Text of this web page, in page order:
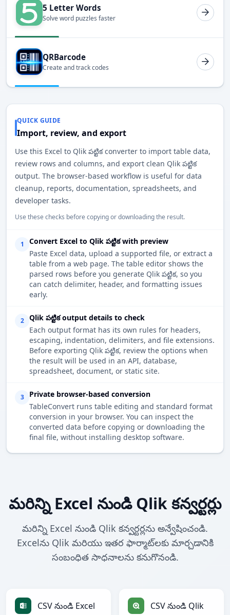
5 Letter Words
Solve word puzzles faster
QRBarcode
Create and track codes
QUICK GUIDE
Import, review, and export
Use this Excel to Qlik పట్టిక converter to import table data,
review rows and columns, and export clean Qlik పట్టిక
output. The browser-based workflow is useful for data
cleanup, reports, documentation, spreadsheets, and
developer tasks.
Use these checks before copying or downloading the result.
1
Convert Excel to Qlik పట్టిక with preview
Paste Excel data, upload a supported file, or extract a
table from a web page. The table editor shows the
parsed rows before you generate Qlik పట్టిక, so you
can catch delimiter, header, and formatting issues
early.
2
Qlik పట్టిక output details to check
Each output format has its own rules for headers,
escaping, indentation, delimiters, and file extensions.
Before exporting Qlik పట్టిక, review the options when
the result will be used in an API, database,
spreadsheet, document, or static site.
3
Private browser-based conversion
TableConvert runs table editing and standard format
conversion in your browser. You can inspect the
converted data before copying or downloading the
final file, without installing desktop software.
మరిన్ని Excel నుండి Qlik కన్వర్టర్లు
మరిన్ని Excel నుండి Qlik కన్వర్టర్లను అన్వేషించండి.
Excelను Qlik మరియు ఇతర ఫార్మాట్‌లకు మార్చడానికి
సంబంధిత సాధనాలను కనుగొనండి.
CSV నుండి Excel CSV నుండి Qlik